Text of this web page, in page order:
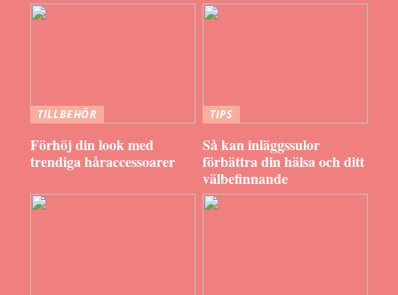
TILLBEHÖR
Förhöj din look med
trendiga håraccessoarer
TIPS
Så kan inläggssulor
förbättra din hälsa och ditt
välbefinnande